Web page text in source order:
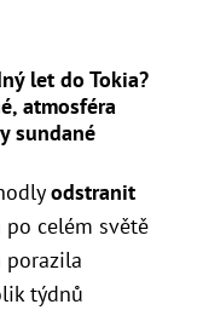
let do Tokia?
atmosféra
sundané
odstranit
po celém světě
porazila
týdnů